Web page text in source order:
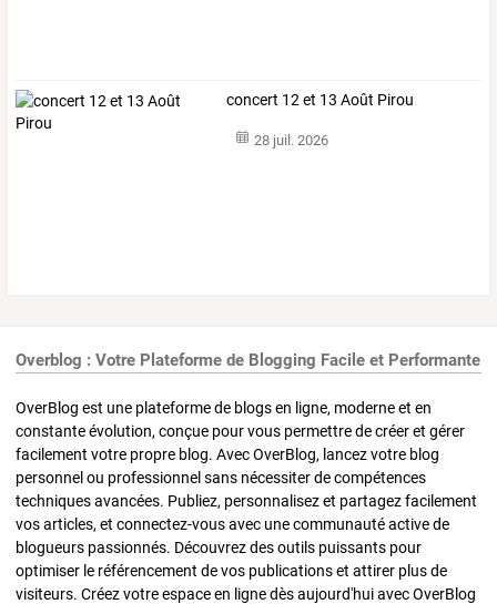
concert 12 et 13 Août Pirou
28 juil. 2026
Overblog : Votre Plateforme de Blogging Facile et Performante
OverBlog est une plateforme de blogs en ligne, moderne et en
constante évolution, conçue pour vous permettre de créer et gérer
facilement votre propre blog. Avec OverBlog, lancez votre blog
personnel ou professionnel sans nécessiter de compétences
techniques avancées. Publiez, personnalisez et partagez facilement
vos articles, et connectez-vous avec une communauté active de
blogueurs passionnés. Découvrez des outils puissants pour
optimiser le référencement de vos publications et attirer plus de
visiteurs. Créez votre espace en ligne dès aujourd'hui avec OverBlog